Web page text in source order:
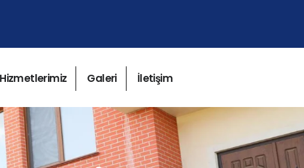
Hizmetlerimiz Galeri İletişim